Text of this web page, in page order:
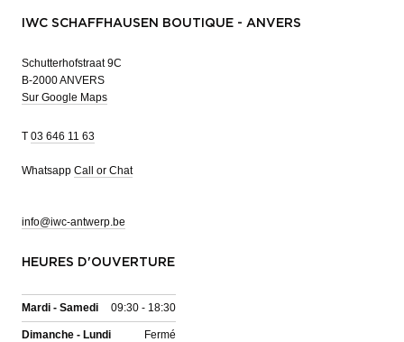
IWC SCHAFFHAUSEN BOUTIQUE - ANVERS
Schutterhofstraat 9C
B-2000 ANVERS
Sur Google Maps
T 03 646 11 63
Whatsapp Call or Chat
info@iwc-antwerp.be
HEURES D'OUVERTURE
Mardi - Samedi 09:30 - 18:30
Dimanche - Lundi Fermé